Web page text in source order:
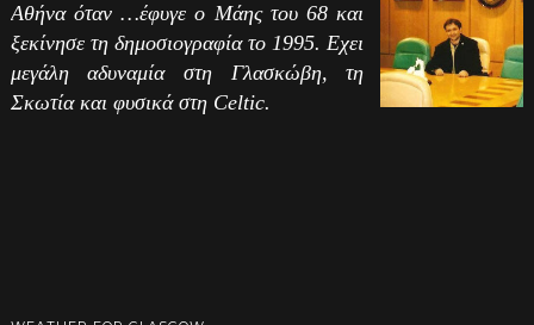
Αθήνα όταν …έφυγε ο Μάης του 68 και
ξεκίνησε τη δημοσιογραφία το 1995. Εχει
μεγάλη αδυναμία στη Γλασκώβη, τη
Σκωτία και φυσικά στη Celtic.